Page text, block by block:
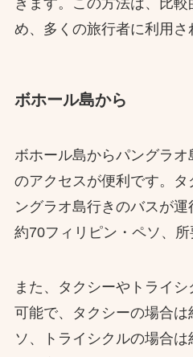
め、多くの旅行者に利用さ
ボホール島から
ボホール島からパングラ
のアクセスが便利です。​
ングラオ島行きのバスが
約70フィリピン・ペソ、所
また、タクシーやトライ
可能で、タクシーの場合
ソ、トライシクルの場合